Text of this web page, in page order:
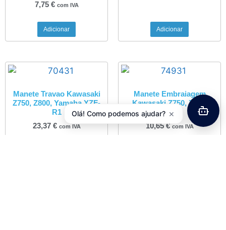
7,75 € com IVA
Adicionar Adicionar
Manete Travao Kawasaki
Z750, Z800, Yamaha YZF-
R1
23,37 € com IVA
Manete Embraiagem
Kawasaki Z750, Z800,
Z1000
10,65€ com IVA
Olá! Como podemos ajudar? ×